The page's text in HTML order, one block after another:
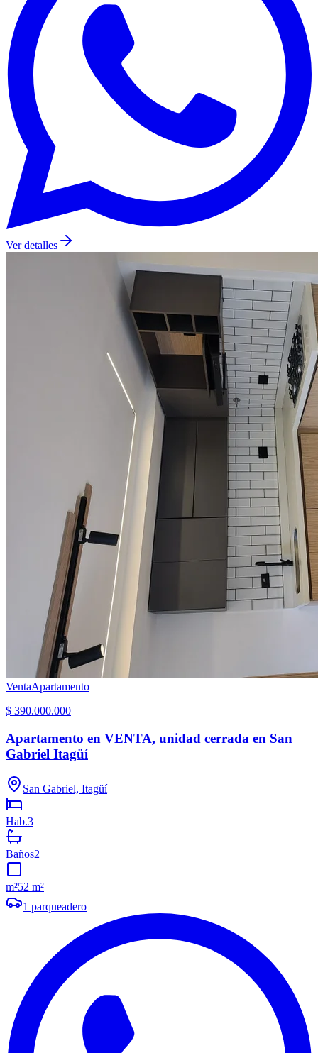
Ver detalles
VentaApartamento
$ 390.000.000
Apartamento en VENTA, unidad cerrada en San
Gabriel Itagüí
San Gabriel, Itagüí
Hab.3
Baños2
m²52 m²
1 parqueadero